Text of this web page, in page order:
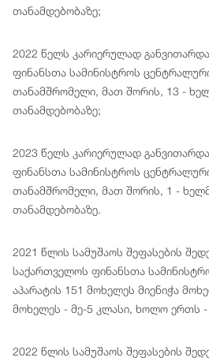
თანამდებობაზე;
2022 წელს კარიერულად
ფინანსთა სამინისტროს
თანამშრომელი, მათ შორის, 13 -
თანამდებობაზე;
2023 წელს კარიერულად
ფინანსთა სამინისტროს
თანამშრომელი, მათ შორის, 1 -
თანამდებობაზე.
2021 წლის სამუშაოს შეფასების
საქართველოს ფინანსთა
აპარატის 151 მოხელეს მიენიჭა
მოხელეს - მე-5 კლასი, ხოლო ერთს -
2022 წლის სამუშაოს შეფასების